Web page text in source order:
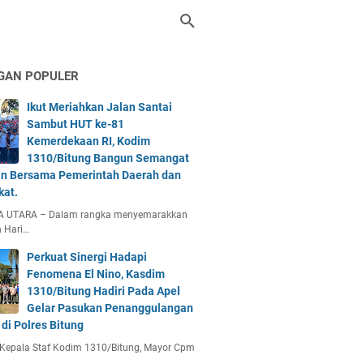
POPULER
Ikut Meriahkan Jalan Santai
Sambut HUT ke-81
Kemerdekaan RI, Kodim
1310/Bitung Bangun Semangat
Bersama Pemerintah Daerah dan
UTARA – Dalam rangka menyemarakkan
Hari…
Perkuat Sinergi Hadapi
Fenomena El Nino, Kasdim
1310/Bitung Hadiri Pada Apel
Gelar Pasukan Penanggulangan
Polres Bitung
Kepala Staf Kodim 1310/Bitung, Mayor Cpm